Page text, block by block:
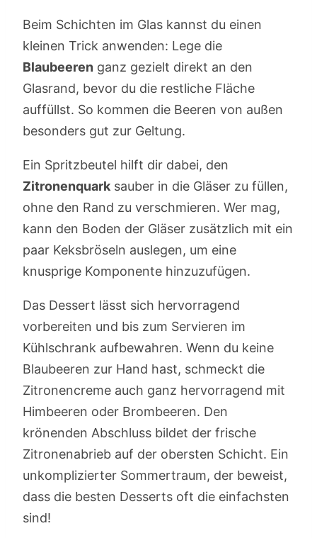
Beim Schichten im Glas kannst du einen
kleinen Trick anwenden: Lege die
Blaubeeren ganz gezielt direkt an den
Glasrand, bevor du die restliche Fläche
auffüllst. So kommen die Beeren von außen
besonders gut zur Geltung.
Ein Spritzbeutel hilft dir dabei, den
Zitronenquark sauber in die Gläser zu füllen,
ohne den Rand zu verschmieren. Wer mag,
kann den Boden der Gläser zusätzlich mit ein
paar Keksbröseln auslegen, um eine
knusprige Komponente hinzuzufügen.
Das Dessert lässt sich hervorragend
vorbereiten und bis zum Servieren im
Kühlschrank aufbewahren. Wenn du keine
Blaubeeren zur Hand hast, schmeckt die
Zitronencreme auch ganz hervorragend mit
Himbeeren oder Brombeeren. Den
krönenden Abschluss bildet der frische
Zitronenabrieb auf der obersten Schicht. Ein
unkomplizierter Sommertraum, der beweist,
dass die besten Desserts oft die einfachsten
sind!